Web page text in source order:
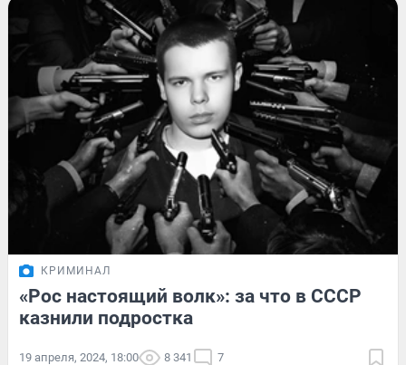
КРИМИНАЛ
«Рос настоящий волк»: за что в СССР
казнили подростка
19 апреля, 2024, 18:00 8 341 7